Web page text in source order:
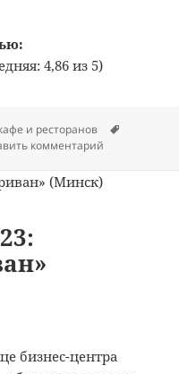
4,86 из 5)
и ресторанов
комментарий
бизнес-центра